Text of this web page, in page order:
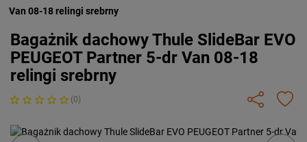
Van 08-18 relingi srebrny
Bagażnik dachowy Thule SlideBar EVO
PEUGEOT Partner 5-dr Van 08-18
relingi srebrny
(0)
Previous Next